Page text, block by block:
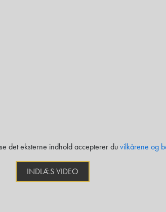
det eksterne indhold accepterer duvilkårene og
INDLÆS VIDEO